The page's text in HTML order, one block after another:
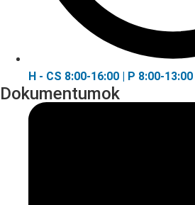
H - CS 8:00-16:00 | P 8:00-13:00
Dokumentumok